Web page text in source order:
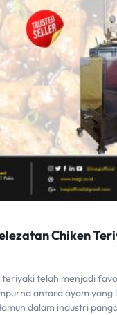
Chiken
teriyaki telah menjadi
antara ayam yang
dalam industri